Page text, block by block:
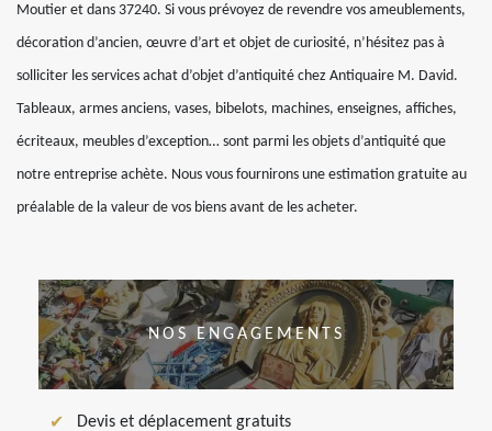
Moutier et dans 37240. Si vous prévoyez de revendre vos ameublements,
décoration d’ancien, œuvre d’art et objet de curiosité, n’hésitez pas à
solliciter les services achat d’objet d’antiquité chez Antiquaire M. David.
Tableaux, armes anciens, vases, bibelots, machines, enseignes, affiches,
écriteaux, meubles d’exception… sont parmi les objets d’antiquité que
notre entreprise achète. Nous vous fournirons une estimation gratuite au
préalable de la valeur de vos biens avant de les acheter.
NOS ENGAGEMENTS
Devis et déplacement gratuits